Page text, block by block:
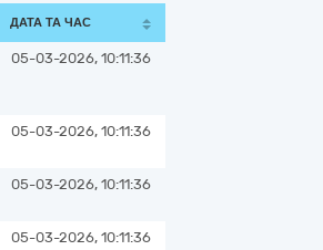
ДАТА ТА ЧАС
05-03-2026, 10:11:36
05-03-2026, 10:11:36
05-03-2026, 10:11:36
05-03-2026, 10:11:36